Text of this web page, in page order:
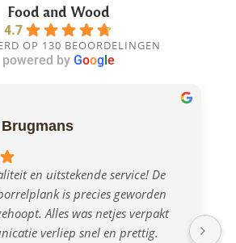
Food and Wood
4.7
OP 130 BEOORDELINGEN
powered by Googl e
Brugmans
en uitstekende service! De
is precies geworden
Alles was netjes verpakt
verliep snel en prettig.